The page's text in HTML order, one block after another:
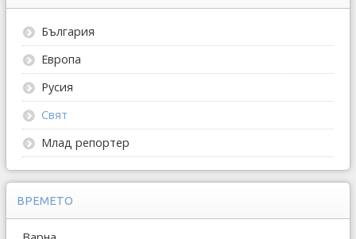
България
Европа
Русия
Свят
Млад репортер
ВРЕМЕТО